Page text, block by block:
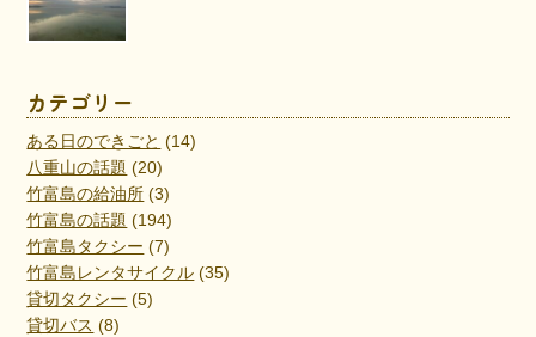
カテゴリー
ある日のできごと (14)
八重山の話題 (20)
竹富島の給油所 (3)
竹富島の話題 (194)
竹富島タクシー (7)
竹富島レンタサイクル (35)
貸切タクシー (5)
貸切バス (8)